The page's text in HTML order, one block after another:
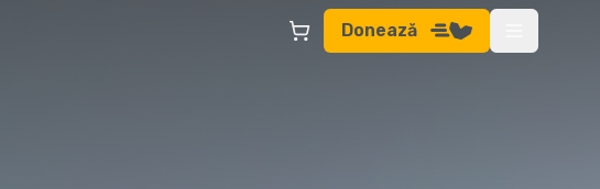
Donează